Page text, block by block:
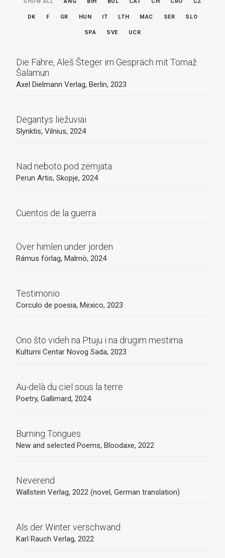
SHOW ALL ANG BIH BUL CAT CH CRO CZ
DK F GR HUN IT LTH MAC SER SLO
SPA SVE UCR
Die Fähre, Aleš Šteger im Gespräch mit Tomaž
Šalamun
Axel Dielmann Verlag, Berlin, 2023
Degantys liežuviai
Slynktis, Vilnius, 2024
Nad neboto pod zemjata
Perun Artis, Skopje, 2024
Cuentos de la guerra
Över himlen under jorden
Rámus förlag, Malmö, 2024
Testimonio
Corculo de poesia, Mexico, 2023
Ono što videh na Ptuju i na drugim mestima
Kulturni Centar Novog Sada, 2023
Au-delà du ciel sous la terre
Poetry, Gallimard, 2024
Burning Tongues
New and selected Poems, Bloodaxe, 2022
Neverend
Wallstein Verlag, 2022 (novel, German translation)
Als der Winter verschwand
Karl Rauch Verlag, 2022